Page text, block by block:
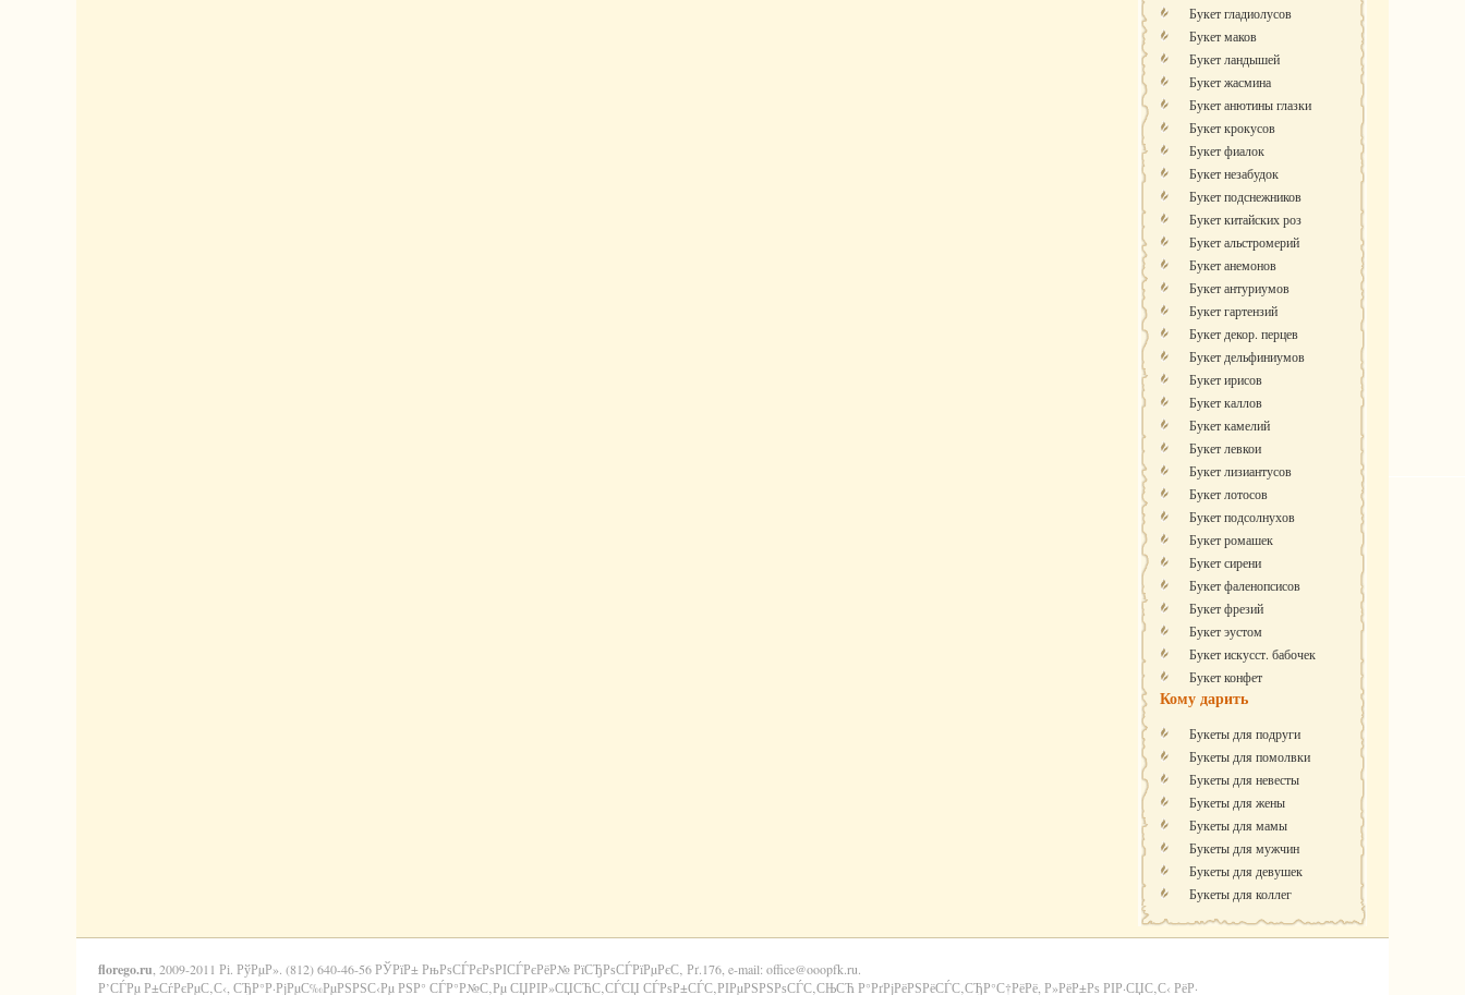
Букет гладиолусов
Букет маков
Букет ландышей
Букет жасмина
Букет анютины глазки
Букет крокусов
Букет фиалок
Букет незабудок
Букет подснежников
Букет китайских роз
Букет альстромерий
Букет анемонов
Букет антуриумов
Букет гартензий
Букет декор. перцев
Букет дельфиниумов
Букет ирисов
Букет каллов
Букет камелий
Букет левкои
Букет лизиантусов
Букет лотосов
Букет подсолнухов
Букет ромашек
Букет сирени
Букет фаленопсисов
Букет фрезий
Букет эустом
Букет искусст. бабочек
Букет конфет
Кому дарить
Букеты для подруги
Букеты для помолвки
Букеты для невесты
Букеты для жены
Букеты для мамы
Букеты для мужчин
Букеты для девушек
Букеты для коллег
florego.ru , 2009-2011 Рі. РўРµР». (812) 640-46-56 РЎРїР± РњРѕСЃРєРѕРІСЃРєРёР№ РїСЂРѕСЃРїРµРєС‚ Рґ.176, e-mail: office@ooopfk.ru.
Р’СЃРµ Р±СѓРєРµС‚С‹, СЂР°Р·РјРµС‰РµРЅРЅС‹Рµ РЅР° СЃР°Р№С‚Рµ СЏРІР»СЏСЋС‚СЃСЏ СЃРѕР±СЃС‚РІРµРЅРЅРѕСЃС‚СЊСЋ Р°РґРјРёРЅРёСЃС‚СЂР°С†РёРё, Р»РёР±Рѕ РІР·СЏС‚С‹ РёР·